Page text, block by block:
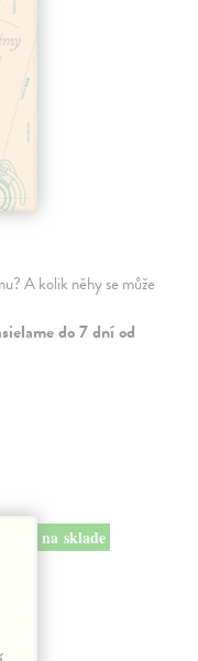
A kolik něhy se může
do 7 dní od
na sklade